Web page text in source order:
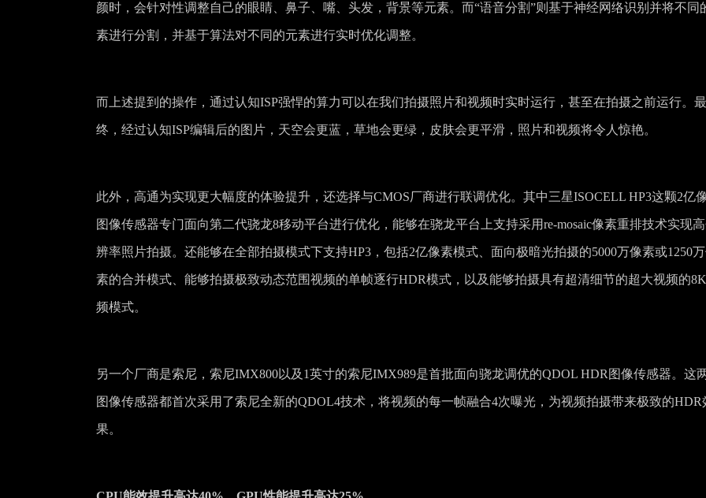
颜时，会针对性调整自己的眼睛、鼻子、嘴、头发，背景等元素。而“语音分割”则基于神经网络识别并将不同
素进行分割，并基于算法对不同的元素进行实时优化调整。
而上述提到的操作，通过认知ISP强悍的算力可以在我们拍摄照片和视频时实时运行，甚至在拍摄之前运行。最
终，经过认知ISP编辑后的图片，天空会更蓝，草地会更绿，皮肤会更平滑，照片和视频将令人惊艳。
此外，高通为实现更大幅度的体验提升，还选择与CMOS厂商进行联调优化。其中三星ISOCELL HP3这颗2亿
图像传感器专门面向第二代骁龙8移动平台进行优化，能够在骁龙平台上支持采用re-mosaic像素重排技术实现
辨率照片拍摄。还能够在全部拍摄模式下支持HP3，包括2亿像素模式、面向极暗光拍摄的5000万像素或1250
素的合并模式、能够拍摄极致动态范围视频的单帧逐行HDR模式，以及能够拍摄具有超清细节的超大视频的
频模式。
另一个厂商是索尼，索尼IMX800以及1英寸的索尼IMX989是首批面向骁龙调优的QDOL HDR图像传感器。这
图像传感器都首次采用了索尼全新的QDOL4技术，将视频的每一帧融合4次曝光，为视频拍摄带来极致的HDR
果。